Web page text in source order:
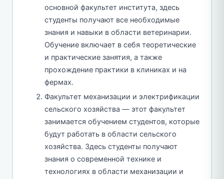
основной факультет института, здесь
студенты получают все необходимые
знания и навыки в области ветеринарии.
Обучение включает в себя теоретические
и практические занятия, а также
прохождение практики в клиниках и на
фермах.
Факультет механизации и электрификации
сельского хозяйства — этот факультет
занимается обучением студентов, которые
будут работать в области сельского
хозяйства. Здесь студенты получают
знания о современной технике и
технологиях в области механизации и